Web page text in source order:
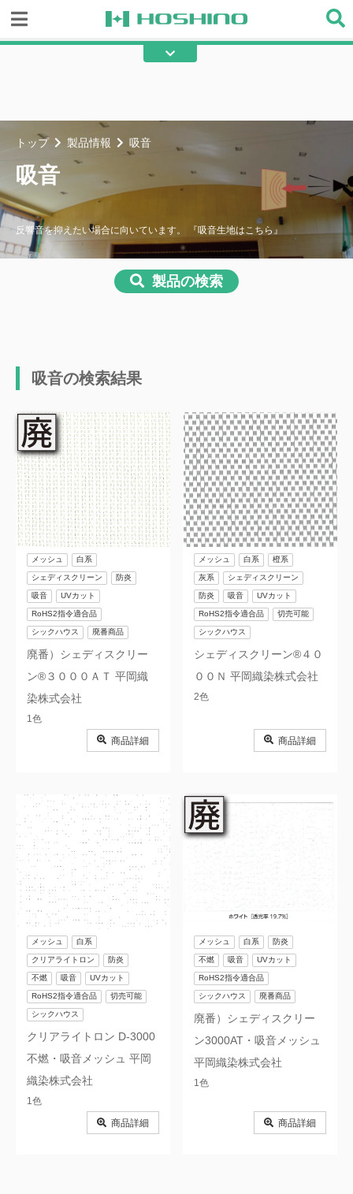
遮熱 断熱
保冷
吸水防止 撥水
防滴
吸音 高耐候
黄変防止
帯電防止
滑り止め 防虫
新防虫 鳥獣対策
耐薬品性 無毒
耐油 RoHS2指令適合品
切売可能 非防炎
抗菌 抗ウイルス
食品衛生法対応 B種膜材料
C種膜材料 PVDF防汚
防錆
シックハウス
吸音
反響音を抑えたい場合に向いています。 『吸音生地はこちら』
トップ 製品情報 吸音
製品の検索
吸音の検索結果
廃番）シェディスクリー
ン®３０００ＡＴ 平岡織
染株式会社
メッシュ 白系
シェディスクリーン 防炎
吸音 UVカット
RoHS2指令適合品
シックハウス 廃番商品
1色
商品詳細
シェディスクリーン®４０
００Ｎ 平岡織染株式会社
メッシュ 白系 橙系
灰系 シェディスクリーン
防炎 吸音 UVカット
RoHS2指令適合品 切売可能
シックハウス
2色
商品詳細
クリアライトロン D-3000
不燃・吸音メッシュ 平岡
織染株式会社
メッシュ 白系
クリアライトロン 防炎
不燃 吸音 UVカット
RoHS2指令適合品 切売可能
シックハウス
1色
商品詳細
廃番）シェディスクリー
ン3000AT・吸音メッシュ
平岡織染株式会社
メッシュ 白系 防炎
不燃 吸音 UVカット
RoHS2指令適合品
シックハウス 廃番商品
1色
商品詳細